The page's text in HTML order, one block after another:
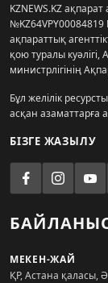
KZNEWS.KZ
ақпараттық
қою туралы
министрлігінің
Бұл желілік
асқан азаматтарға
БІЗГЕ ЖАЗЫЛУ
МЕКЕН-ЖАЙ
ҚР, Астана қаласы,